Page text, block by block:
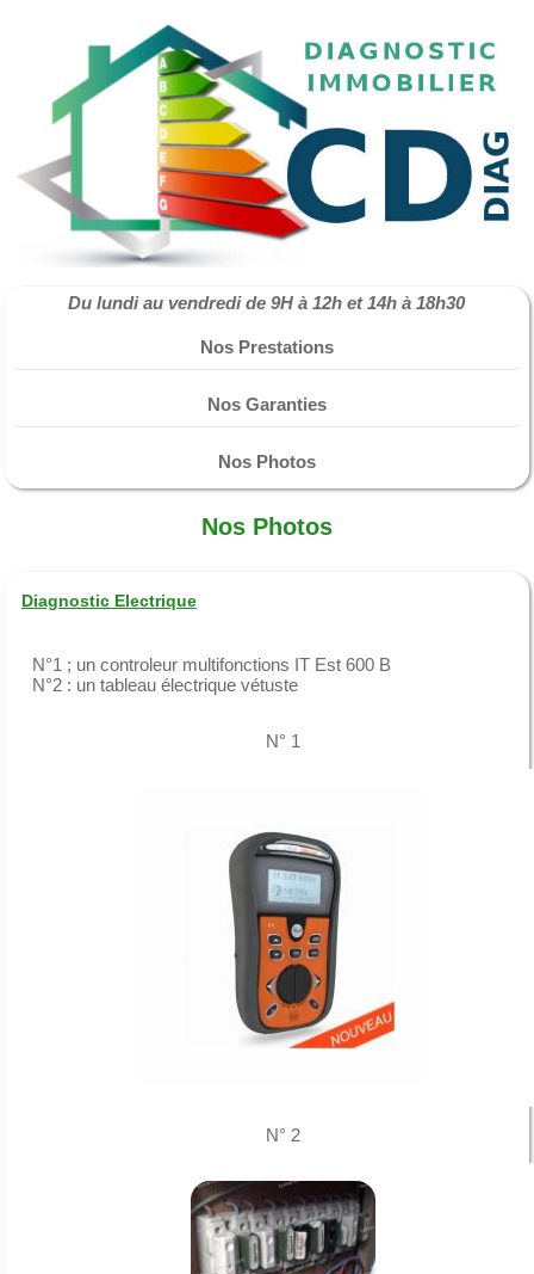
Nos Prestations
Nos Garanties
Nos Photos
Du lundi au vendredi de 9H à 12h et 14h à 18h30
Nos Photos
Diagnostic Electrique
N°1 ; un controleur multifonctions IT Est 600 B
N°2 : un tableau électrique vétuste
N° 1
N° 2